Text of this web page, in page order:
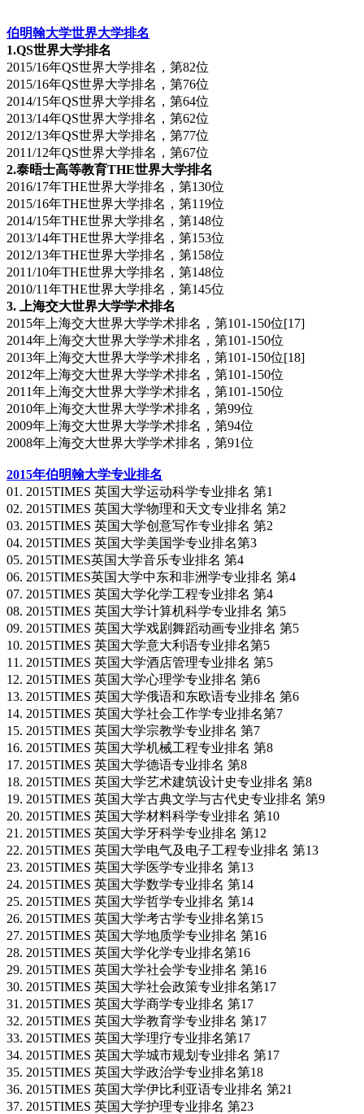
伯明翰大学世界大学排名
1.QS世界大学排名
2015/16年QS世界大学排名，第82位
2015/16年QS世界大学排名，第76位
2014/15年QS世界大学排名，第64位
2013/14年QS世界大学排名，第62位
2012/13年QS世界大学排名，第77位
2011/12年QS世界大学排名，第67位
2.泰晤士高等教育THE世界大学排名
2016/17年THE世界大学排名，第130位
2015/16年THE世界大学排名，第119位
2014/15年THE世界大学排名，第148位
2013/14年THE世界大学排名，第153位
2012/13年THE世界大学排名，第158位
2011/10年THE世界大学排名，第148位
2010/11年THE世界大学排名，第145位
3. 上海交大世界大学学术排名
2015年上海交大世界大学学术排名，第101-150位[17]
2014年上海交大世界大学学术排名，第101-150位
2013年上海交大世界大学学术排名，第101-150位[18]
2012年上海交大世界大学学术排名，第101-150位
2011年上海交大世界大学学术排名，第101-150位
2010年上海交大世界大学学术排名，第99位
2009年上海交大世界大学学术排名，第94位
2008年上海交大世界大学学术排名，第91位
2015年伯明翰大学专业排名
01. 2015TIMES 英国大学运动科学专业排名 第1
02. 2015TIMES 英国大学物理和天文专业排名 第2
03. 2015TIMES 英国大学创意写作专业排名 第2
04. 2015TIMES 英国大学美国学专业排名第3
05. 2015TIMES英国大学音乐专业排名 第4
06. 2015TIMES英国大学中东和非洲学专业排名 第4
07. 2015TIMES 英国大学化学工程专业排名 第4
08. 2015TIMES 英国大学计算机科学专业排名 第5
09. 2015TIMES 英国大学戏剧舞蹈动画专业排名 第5
10. 2015TIMES 英国大学意大利语专业排名第5
11. 2015TIMES 英国大学酒店管理专业排名 第5
12. 2015TIMES 英国大学心理学专业排名 第6
13. 2015TIMES 英国大学俄语和东欧语专业排名 第6
14. 2015TIMES 英国大学社会工作学专业排名第7
15. 2015TIMES 英国大学宗教学专业排名 第7
16. 2015TIMES 英国大学机械工程专业排名 第8
17. 2015TIMES 英国大学德语专业排名 第8
18. 2015TIMES 英国大学艺术建筑设计史专业排名 第8
19. 2015TIMES 英国大学古典文学与古代史专业排名 第9
20. 2015TIMES 英国大学材料科学专业排名 第10
21. 2015TIMES 英国大学牙科学专业排名 第12
22. 2015TIMES 英国大学电气及电子工程专业排名 第13
23. 2015TIMES 英国大学医学专业排名 第13
24. 2015TIMES 英国大学数学专业排名 第14
25. 2015TIMES 英国大学哲学专业排名 第14
26. 2015TIMES 英国大学考古学专业排名第15
27. 2015TIMES 英国大学地质学专业排名 第16
28. 2015TIMES 英国大学化学专业排名第16
29. 2015TIMES 英国大学社会学专业排名 第16
30. 2015TIMES 英国大学社会政策专业排名第17
31. 2015TIMES 英国大学商学专业排名 第17
32. 2015TIMES 英国大学教育学专业排名 第17
33. 2015TIMES 英国大学理疗专业排名第17
34. 2015TIMES 英国大学城市规划专业排名 第17
35. 2015TIMES 英国大学政治学专业排名第18
36. 2015TIMES 英国大学伊比利亚语专业排名 第21
37. 2015TIMES 英国大学护理专业排名 第23